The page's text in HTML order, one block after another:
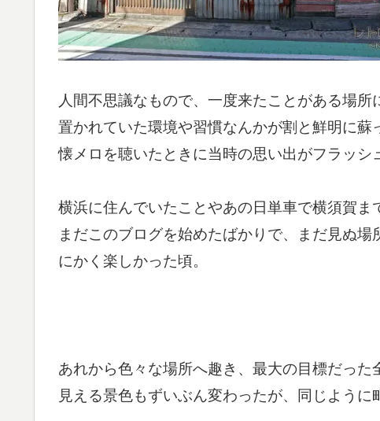
人間不思議なもので、一度来たことがある場
置かれていた環境や習慣なんかが割と鮮明に蘇
懐メロを聴いたときに当時の思い出がフラッシ
横浜に住んでいたことやあの日単車で横須賀ま
まだこのブログを始めたばかりで、まだ見ぬ
にかく楽しかった頃。
あれから色々な場所へ趣き、最大の目標だった
見える景色もずいぶん変わったが、同じように